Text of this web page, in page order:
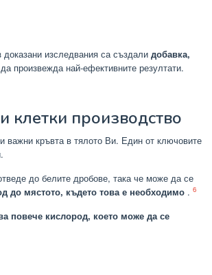
изследвания са създали добавка,
да произвежда най-ефективните резултати.
клетки производство
важни кръвта в тялото Ви. Един от ключовите
до белите дробове, така че може да се
до мястото, където това е необходимо . 6
повече кислород, което може да се